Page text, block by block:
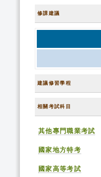
修課建議
建議修習學程
相關考試科目
其他專門職業考試
國家地方特考
國家高等考試